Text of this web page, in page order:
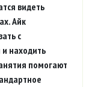
видеть
Айк
с
находить
помогают